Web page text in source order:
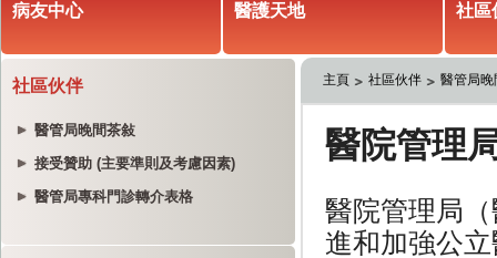
病友中心 醫護天地 社區
社區伙伴
醫管局晚間茶敍
接受贊助 (主要準則及考慮因素)
醫管局專科門診轉介表格
主頁 社區伙伴 醫管局晚